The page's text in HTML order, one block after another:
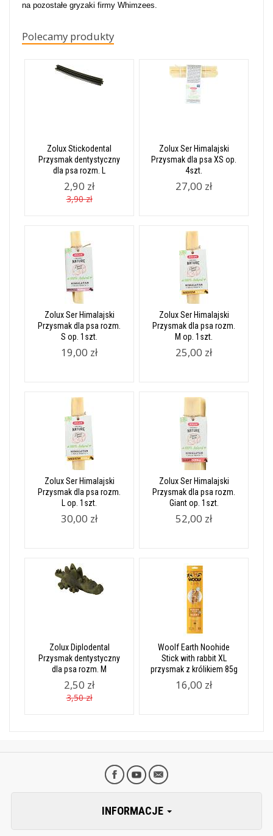
na pozostałe gryzaki firmy Whimzees.
Polecamy produkty
Zolux Stickodental
Przysmak dentystyczny
dla psa rozm. L
2,90 zł
3,90 zł
Zolux Ser Himalajski
Przysmak dla psa XS op.
4szt.
27,00 zł
Zolux Ser Himalajski
Przysmak dla psa rozm.
S op. 1szt.
19,00 zł
Zolux Ser Himalajski
Przysmak dla psa rozm.
M op. 1szt.
25,00 zł
Zolux Ser Himalajski
Przysmak dla psa rozm.
L op. 1szt.
30,00 zł
Zolux Ser Himalajski
Przysmak dla psa rozm.
Giant op. 1szt.
52,00 zł
Zolux Diplodental
Przysmak dentystyczny
dla psa rozm. M
2,50 zł
3,50 zł
Woolf Earth Noohide
Stick with rabbit XL
przysmak z królikiem 85g
16,00 zł
INFORMACJE